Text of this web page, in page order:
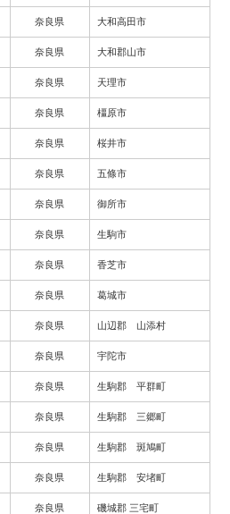
奈良県 大和高田市
奈良県 大和郡山市
奈良県 天理市
奈良県 橿原市
奈良県 桜井市
奈良県 五條市
奈良県 御所市
奈良県 生駒市
奈良県 香芝市
奈良県 葛城市
奈良県 山辺郡 山添村
奈良県 宇陀市
奈良県 生駒郡 平群町
奈良県 生駒郡 三郷町
奈良県 生駒郡 斑鳩町
奈良県 生駒郡 安堵町
奈良県 磯城郡 三宅町